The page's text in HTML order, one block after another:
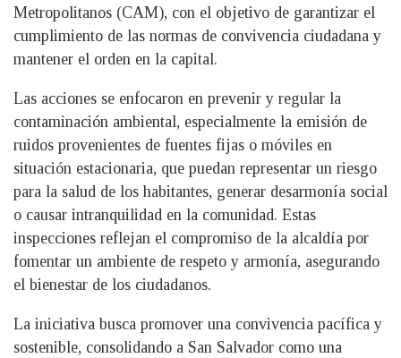
Metropolitanos (CAM), con el objetivo de garantizar el
cumplimiento de las normas de convivencia ciudadana y
mantener el orden en la capital.
Las acciones se enfocaron en prevenir y regular la
contaminación ambiental, especialmente la emisión de
ruidos provenientes de fuentes fijas o móviles en
situación estacionaria, que puedan representar un riesgo
para la salud de los habitantes, generar desarmonía social
o causar intranquilidad en la comunidad. Estas
inspecciones reflejan el compromiso de la alcaldía por
fomentar un ambiente de respeto y armonía, asegurando
el bienestar de los ciudadanos.
La iniciativa busca promover una convivencia pacífica y
sostenible, consolidando a San Salvador como una